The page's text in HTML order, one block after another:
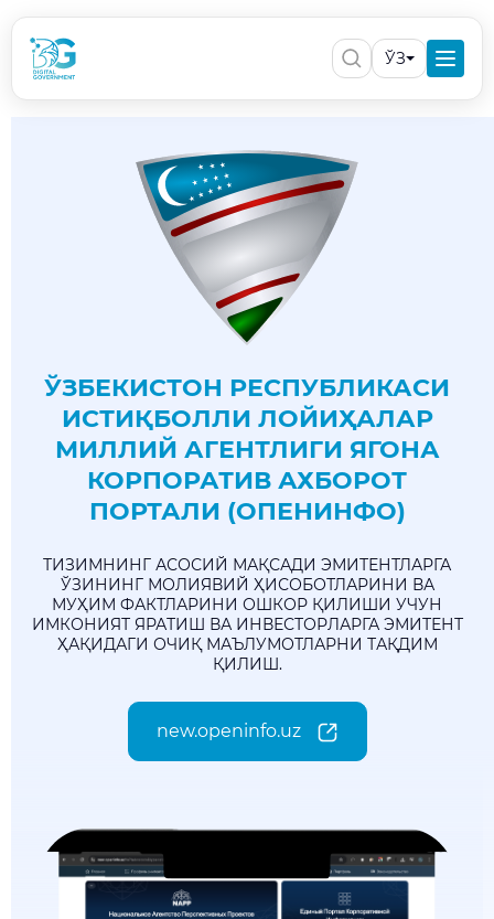
ЎЗ
ЎЗБЕКИСТОН РЕСПУБЛИКАСИ
ИСТИҚБОЛЛИ ЛОЙИҲАЛАР
МИЛЛИЙ АГЕНТЛИГИ ЯГОНА
КОРПОРАТИВ АХБОРОТ
ПОРТАЛИ (ОПЕНИНФО)
ТИЗИМНИНГ АСОСИЙ МАҚСАДИ ЭМИТЕНТЛАРГА
ЎЗИНИНГ МОЛИЯВИЙ ҲИСОБОТЛАРИНИ ВА
МУҲИМ ФАКТЛАРИНИ ОШКОР ҚИЛИШИ УЧУН
ИМКОНИЯТ ЯРАТИШ ВА ИНВЕСТОРЛАРГА ЭМИТЕНТ
ҲАҚИДАГИ ОЧИҚ МАЪЛУМОТЛАРНИ ТАҚДИМ
ҚИЛИШ.
new.openinfo.uz